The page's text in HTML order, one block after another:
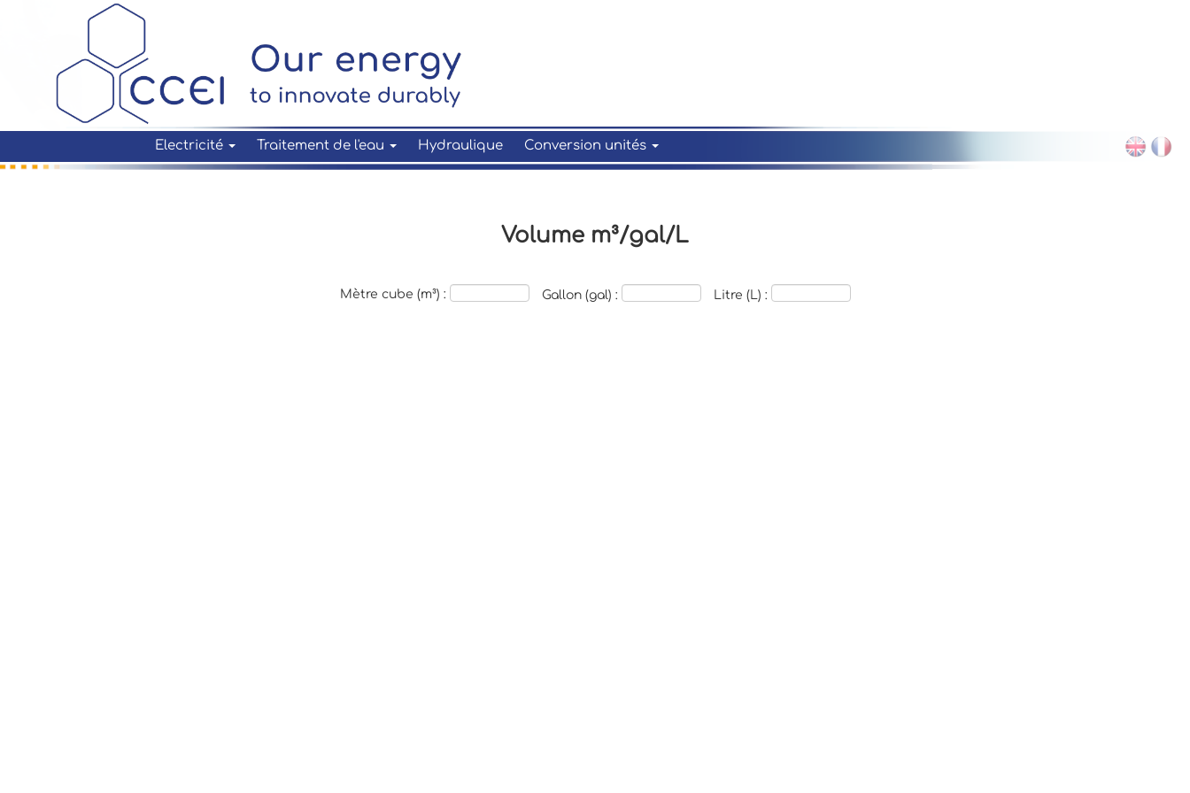
Electricité Traitement de l'eau Hydraulique Conversion unités
Volume m³/gal/L
Mètre cube (m³) : Gallon (gal) : Litre (L) :